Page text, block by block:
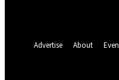
Advertise About